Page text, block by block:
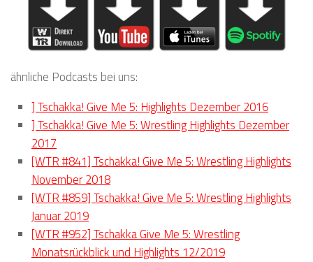
ähnliche Podcasts bei uns:
] Tschakka! Give Me 5: Highlights Dezember 2016
] Tschakka! Give Me 5: Wrestling Highlights Dezember
2017
[WTR #841] Tschakka! Give Me 5: Wrestling Highlights
November 2018
[WTR #859] Tschakka! Give Me 5: Wrestling Highlights
Januar 2019
[WTR #952] Tschakka Give Me 5: Wrestling
Monatsrückblick und Highlights 12/2019